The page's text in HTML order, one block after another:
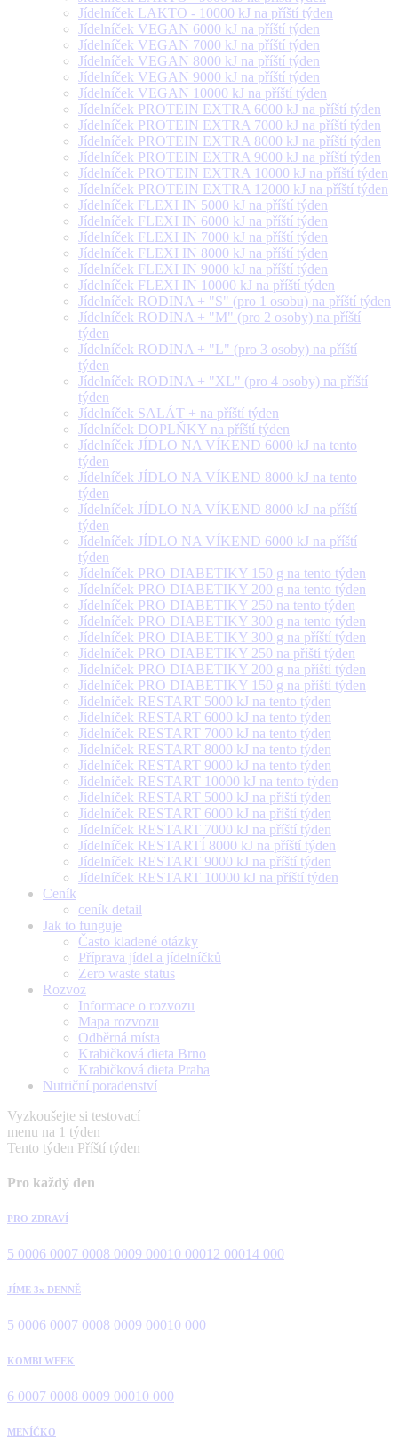
Jídelníček LAKTO - 10000 kJ na příští týden
Jídelníček VEGAN 6000 kJ na příští týden
Jídelníček VEGAN 7000 kJ na příští týden
Jídelníček VEGAN 8000 kJ na příští týden
Jídelníček VEGAN 9000 kJ na příští týden
Jídelníček VEGAN 10000 kJ na příští týden
Jídelníček PROTEIN EXTRA 6000 kJ na příští týden
Jídelníček PROTEIN EXTRA 7000 kJ na příští týden
Jídelníček PROTEIN EXTRA 8000 kJ na příští týden
Jídelníček PROTEIN EXTRA 9000 kJ na příští týden
Jídelníček PROTEIN EXTRA 10000 kJ na příští týden
Jídelníček PROTEIN EXTRA 12000 kJ na příští týden
Jídelníček FLEXI IN 5000 kJ na příští týden
Jídelníček FLEXI IN 6000 kJ na příští týden
Jídelníček FLEXI IN 7000 kJ na příští týden
Jídelníček FLEXI IN 8000 kJ na příští týden
Jídelníček FLEXI IN 9000 kJ na příští týden
Jídelníček FLEXI IN 10000 kJ na příští týden
Jídelníček RODINA + "S" (pro 1 osobu) na příští týden
Jídelníček RODINA + "M" (pro 2 osoby) na příští
týden
Jídelníček RODINA + "L" (pro 3 osoby) na příští
týden
Jídelníček RODINA + "XL" (pro 4 osoby) na příští
týden
Jídelníček SALÁT + na příští týden
Jídelníček DOPLŇKY na příští týden
Jídelníček JÍDLO NA VÍKEND 6000 kJ na tento
týden
Jídelníček JÍDLO NA VÍKEND 8000 kJ na tento
týden
Jídelníček JÍDLO NA VÍKEND 8000 kJ na příští
týden
Jídelníček JÍDLO NA VÍKEND 6000 kJ na příští
týden
Jídelníček PRO DIABETIKY 150 g na tento týden
Jídelníček PRO DIABETIKY 200 g na tento týden
Jídelníček PRO DIABETIKY 250 na tento týden
Jídelníček PRO DIABETIKY 300 g na tento týden
Jídelníček PRO DIABETIKY 300 g na příští týden
Jídelníček PRO DIABETIKY 250 na příští týden
Jídelníček PRO DIABETIKY 200 g na příští týden
Jídelníček PRO DIABETIKY 150 g na příští týden
Jídelníček RESTART 5000 kJ na tento týden
Jídelníček RESTART 6000 kJ na tento týden
Jídelníček RESTART 7000 kJ na tento týden
Jídelníček RESTART 8000 kJ na tento týden
Jídelníček RESTART 9000 kJ na tento týden
Jídelníček RESTART 10000 kJ na tento týden
Jídelníček RESTART 5000 kJ na příští týden
Jídelníček RESTART 6000 kJ na příští týden
Jídelníček RESTART 7000 kJ na příští týden
Jídelníček RESTARTÍ 8000 kJ na příští týden
Jídelníček RESTART 9000 kJ na příští týden
Jídelníček RESTART 10000 kJ na příští týden
Ceník
ceník detail
Jak to funguje
Často kladené otázky
Příprava jídel a jídelníčků
Zero waste status
Rozvoz
Informace o rozvozu
Mapa rozvozu
Odběrná místa
Krabičková dieta Brno
Krabičková dieta Praha
Nutriční poradenství
Vyzkoušejte si testovací
menu na 1 týden
Tento týden Příští týden
Pro každý den
PRO ZDRAVÍ
5 0006 0007 0008 0009 00010 00012 00014 000
JÍME 3x DENNĚ
5 0006 0007 0008 0009 00010 000
KOMBI WEEK
6 0007 0008 0009 00010 000
MENÍČKO